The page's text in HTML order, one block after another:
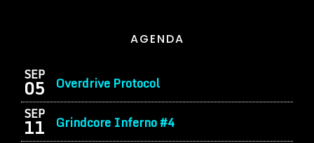
AGENDA
SEP
05 Overdrive Protocol
SEP
11 Grindcore Inferno #4